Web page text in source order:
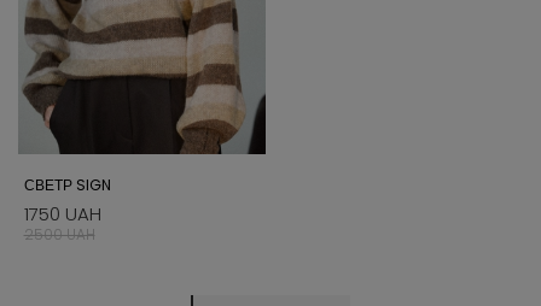
СВЕТР SIGN
1750 UAH
2500 UAH